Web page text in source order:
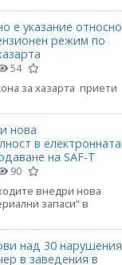
е указание относно
режим по
54
за хазарта приети
нова
в електронната
на SAF-T
90
внедри нова
запаси“ в
над 30 нарушения
в заведения в